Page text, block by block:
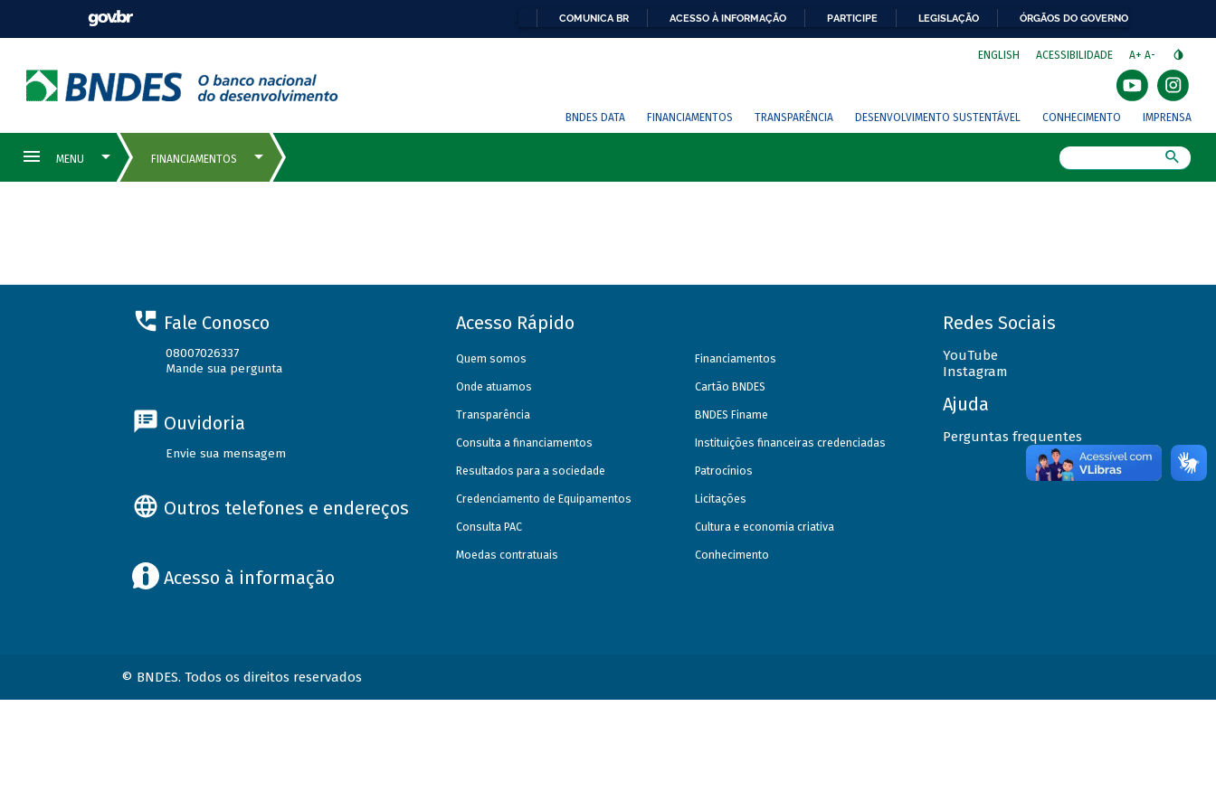
COMUNICA BR ACESSO À INFORMAÇÃO PARTICIPE LEGISLAÇÃO ÓRGÃOS DO GOVERNO
ENGLISH ACESSIBILIDADE A+ A-
BNDES DATA FINANCIAMENTOS TRANSPARÊNCIA DESENVOLVIMENTO SUSTENTÁVEL CONHECIMENTO IMPRENSA
Fale Conosco
08007026337
Mande sua pergunta
Ouvidoria
Envie sua mensagem
Outros telefones e endereços
Acesso à informação
Acesso Rápido
Quem somos
Onde atuamos
Transparência
Consulta a financiamentos
Resultados para a sociedade
Credenciamento de Equipamentos
Consulta PAC
Moedas contratuais
Financiamentos
Cartão BNDES
BNDES Finame
Instituições financeiras credenciadas
Patrocínios
Licitações
Cultura e economia criativa
Conhecimento
Redes Sociais
YouTube
Instagram
Ajuda
Perguntas frequentes
© BNDES. Todos os direitos reservados